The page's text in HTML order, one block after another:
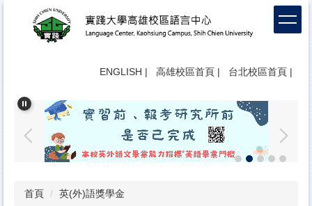
ENGLISH | 高雄校區首頁 | 台北校區首頁 |
首頁 英(外)語獎學金